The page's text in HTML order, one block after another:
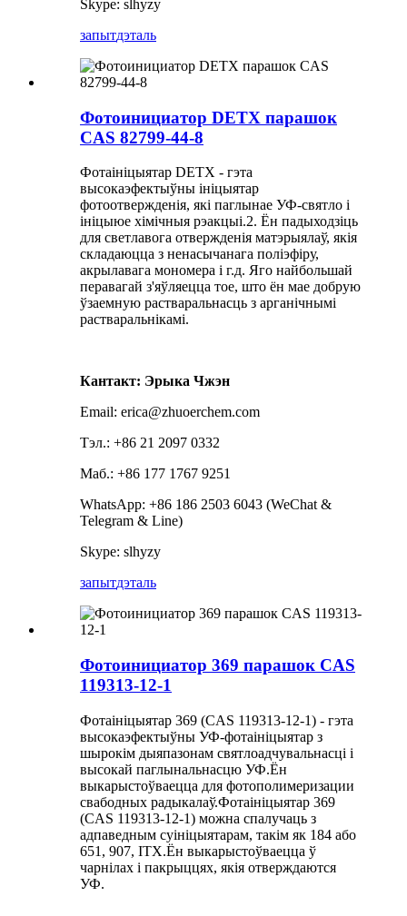
Skype: slhyzy
запытдэталь
Фотоинициатор DETX парашок
CAS 82799-44-8
Фотаініцыятар DETX - гэта
высокаэфектыўны ініцыятар
фотоотвержденія, які паглынае УФ-святло і
ініцыюе хімічныя рэакцыі.2. Ён падыходзіць
для светлавога отвержденія матэрыялаў, якія
складаюцца з ненасычанага поліэфіру,
акрылавага мономера і г.д. Яго найбольшай
перавагай з'яўляецца тое, што ён мае добрую
ўзаемную растваральнасць з арганічнымі
растваральнікамі.
Кантакт: Эрыка Чжэн
Email: erica@zhuoerchem.com
Тэл.: +86 21 2097 0332
Маб.: +86 177 1767 9251
WhatsApp: +86 186 2503 6043 (WeChat &
Telegram & Line)
Skype: slhyzy
запытдэталь
Фотоинициатор 369 парашок CAS
119313-12-1
Фотаініцыятар 369 (CAS 119313-12-1) - гэта
высокаэфектыўны УФ-фотаініцыятар з
шырокім дыяпазонам святлоадчувальнасці і
высокай паглынальнасцю УФ.Ён
выкарыстоўваецца для фотополимеризации
свабодных радыкалаў.Фотаініцыятар 369
(CAS 119313-12-1) можна спалучаць з
адпаведным суініцыятарам, такім як 184 або
651, 907, ITX.Ён выкарыстоўваецца ў
чарнілах і пакрыццях, якія отверждаются
УФ.